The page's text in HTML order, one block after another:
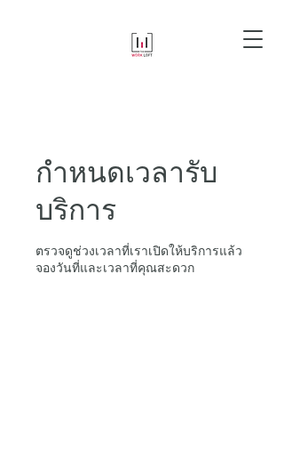
กำหนดเวลารับ
บริการ
ตรวจดูช่วงเวลาที่เราเปิดให้บริการแล้ว
จองวันที่และเวลาที่คุณสะดวก